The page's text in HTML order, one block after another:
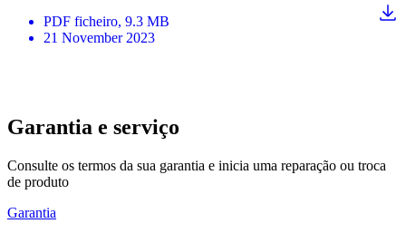
PDF ficheiro, 9.3 MB
21 November 2023
Garantia e serviço
Consulte os termos da sua garantia e inicia uma reparação ou troca
de produto
Garantia